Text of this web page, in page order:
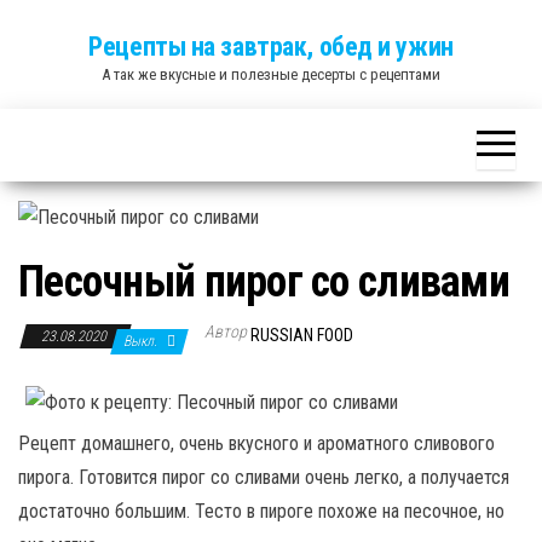
Рецепты на завтрак, обед и ужин
А так же вкусные и полезные десерты с рецептами
Песочный пирог со сливами
23.08.2020 Выкл. Автор RUSSIAN FOOD
Рецепт домашнего, очень вкусного и ароматного сливового
пирога. Готовится пирог со сливами очень легко, а получается
достаточно большим. Тесто в пироге похоже на песочное, но